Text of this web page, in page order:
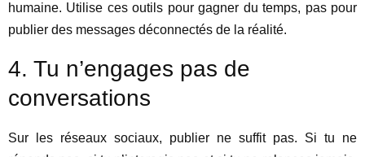
humaine. Utilise ces outils pour gagner du temps, pas pour
publier des messages déconnectés de la réalité.
4. Tu n’engages pas de
conversations
Sur les réseaux sociaux, publier ne suffit pas. Si tu ne